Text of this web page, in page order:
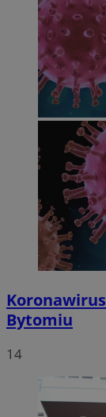
Bytomiu
14